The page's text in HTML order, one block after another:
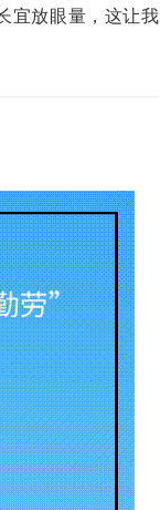
宜放眼量，这让我